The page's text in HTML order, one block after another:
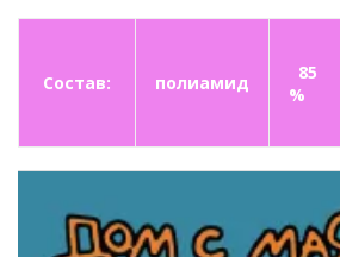
Состав: полиамид
85
%